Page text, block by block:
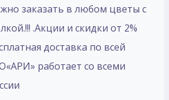
заказать в любом цветы с
.Акции и скидки от 2%
доставка по всей
работает со всеми